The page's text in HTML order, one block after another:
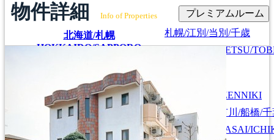
北海道/札幌
HOKKAIDO/SAPPORO
札幌/江別/当別/千歳
SAPPORO/EBETSU/
SHUTOKEN ZENNIKI
江戸川/葛西/市川/船橋/千
EDOGAWA/KASAI/
物件詳細 Info of Properties プレミアムルーム